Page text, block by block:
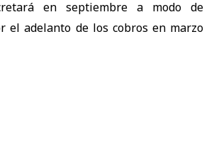
en septiembre a modo de
el adelanto de los cobros en marzo